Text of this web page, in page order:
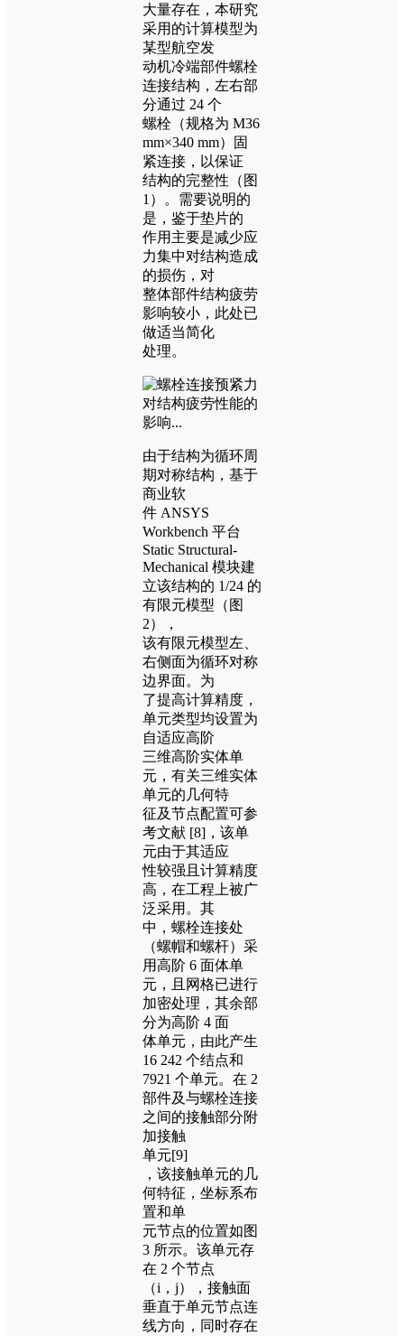
大量存在，本研究
采用的计算模型为
某型航空发
动机冷端部件螺栓
连接结构，左右部
分通过 24 个
螺栓（规格为 M36
mm×340 mm）固
紧连接，以保证
结构的完整性（图
1）。需要说明的
是，鉴于垫片的
作用主要是减少应
力集中对结构造成
的损伤，对
整体部件结构疲劳
影响较小，此处已
做适当简化
处理。
由于结构为循环周
期对称结构，基于
商业软
件 ANSYS
Workbench 平台
Static Structural-
Mechanical 模块建
立该结构的 1/24 的
有限元模型（图
2），
该有限元模型左、
右侧面为循环对称
边界面。为
了提高计算精度，
单元类型均设置为
自适应高阶
三维高阶实体单
元，有关三维实体
单元的几何特
征及节点配置可参
考文献 [8]，该单
元由于其适应
性较强且计算精度
高，在工程上被广
泛采用。其
中，螺栓连接处
（螺帽和螺杆）采
用高阶 6 面体单
元，且网格已进行
加密处理，其余部
分为高阶 4 面
体单元，由此产生
16 242 个结点和
7921 个单元。在 2
部件及与螺栓连接
之间的接触部分附
加接触
单元[9]
，该接触单元的几
何特征，坐标系布
置和单
元节点的位置如图
3 所示。该单元存
在 2 个节点
（i，j），接触面
垂直于单元节点连
线方向，同时存在